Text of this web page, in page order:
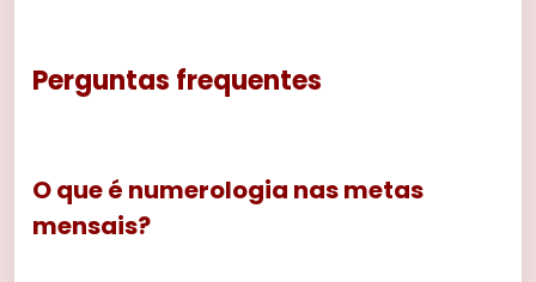
Perguntas frequentes
O que é numerologia nas metas
mensais?